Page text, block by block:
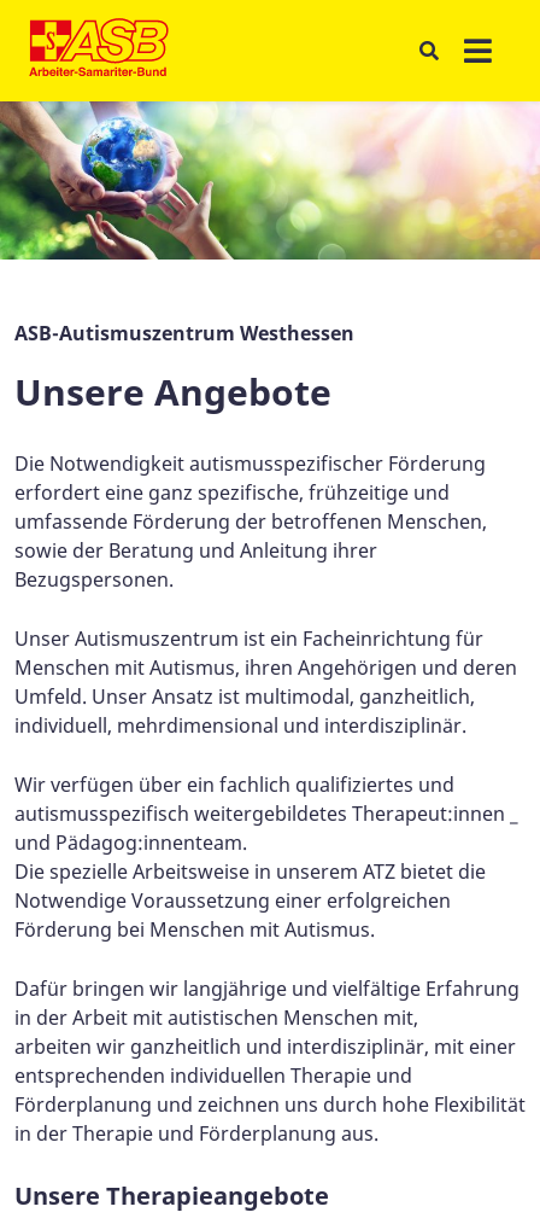
ASB-Autismuszentrum Westhessen
Unsere Angebote
Die Notwendigkeit autismusspezifischer Förderung
erfordert eine ganz spezifische, frühzeitige und
umfassende Förderung der betroffenen Menschen,
sowie der Beratung und Anleitung ihrer
Bezugspersonen.
Unser Autismuszentrum ist ein Facheinrichtung für
Menschen mit Autismus, ihren Angehörigen und deren
Umfeld. Unser Ansatz ist multimodal, ganzheitlich,
individuell, mehrdimensional und interdisziplinär.
Wir verfügen über ein fachlich qualifiziertes und
autismusspezifisch weitergebildetes Therapeut:innen _
und Pädagog:innenteam.
Die spezielle Arbeitsweise in unserem ATZ bietet die
Notwendige Voraussetzung einer erfolgreichen
Förderung bei Menschen mit Autismus.
Dafür bringen wir langjährige und vielfältige Erfahrung
in der Arbeit mit autistischen Menschen mit,
arbeiten wir ganzheitlich und interdisziplinär, mit einer
entsprechenden individuellen Therapie und
Förderplanung und zeichnen uns durch hohe Flexibilität
in der Therapie und Förderplanung aus.
Unsere Therapieangebote